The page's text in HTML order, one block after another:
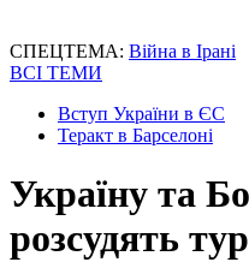
СПЕЦТЕМА: Війна в Ірані
ВСІ ТЕМИ
Вступ України в ЄС
Теракт в Барселоні
Україну та
розсудять